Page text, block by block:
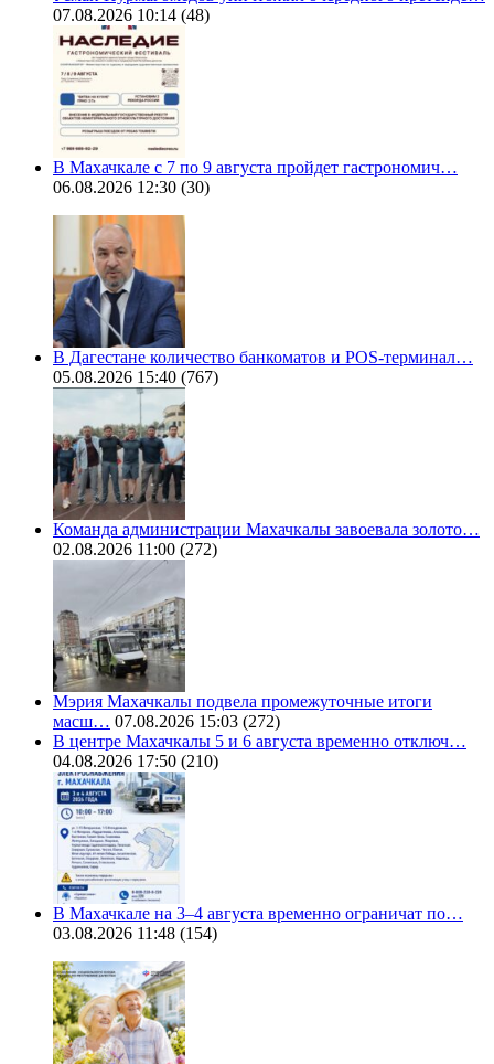
07.08.2026 10:14 (48)
В Махачкале с 7 по 9 августа пройдет гастрономич…
06.08.2026 12:30 (30)
В Дагестане количество банкоматов и POS-терминал…
05.08.2026 15:40 (767)
Команда администрации Махачкалы завоевала золото…
02.08.2026 11:00 (272)
Мэрия Махачкалы подвела промежуточные итоги
масш… 07.08.2026 15:03 (272)
В центре Махачкалы 5 и 6 августа временно отключ…
04.08.2026 17:50 (210)
В Махачкале на 3–4 августа временно ограничат по…
03.08.2026 11:48 (154)